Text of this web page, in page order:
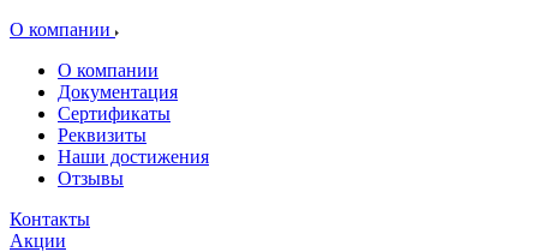
О компании
О компании
Документация
Сертификаты
Реквизиты
Наши достижения
Отзывы
Контакты
Акции